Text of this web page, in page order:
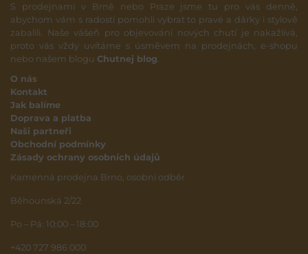
S prodejnami v Brně nebo Praze jsme tu pro vás denně,
abychom vám s radostí pomohli vybrat to pravé a dárky i stylově
zabalili. Naše vášeň pro objevování nových chutí je nakažlivá,
proto vás vždy uvítáme s úsměvem na prodejnách, e-shopu
nebo našem blogu Chutnej blog.
O nás
Kontakt
Jak balíme
Doprava a platba
Naši partneři
Obchodní podmínky
Zásady ochrany osobních údajů
Kamenná prodejna Brno, osobní odběr
Běhounská 2/22
Po – Pá: 10:00 – 18:00
+420 727 986 000